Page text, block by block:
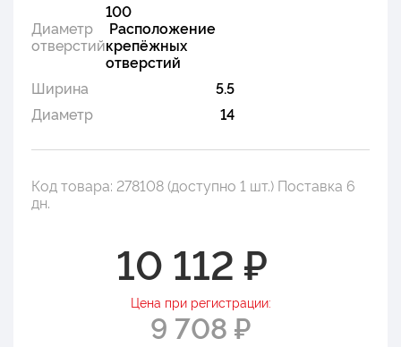
Диаметр
отверстий
100
Расположение
крепёжных
отверстий
Ширина
5.5
Диаметр
14
Код товара: 278108 (доступно 1 шт.) Поставка 6
дн.
10 112 ₽
Цена при регистрации:
9 708 ₽